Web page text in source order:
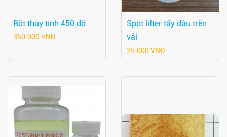
Bột thủy tinh 450 độ
350.000 VNĐ
Spot lifter tẩy dầu trên
vải
25.000 VNĐ